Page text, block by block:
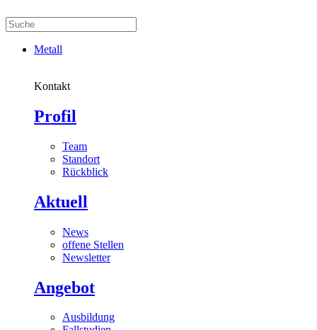
Metall
Kontakt
Profil
Team
Standort
Rückblick
Aktuell
News
offene Stellen
Newsletter
Angebot
Ausbildung